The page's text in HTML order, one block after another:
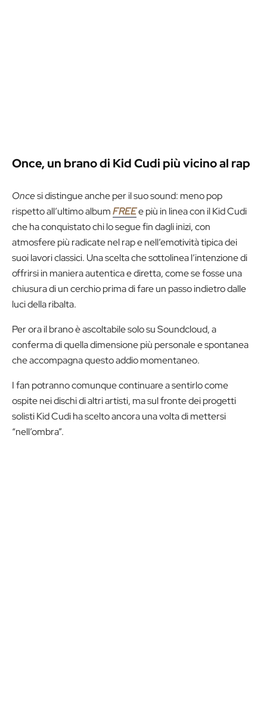
Once, un brano di Kid Cudi più vicino al rap
Oncesi distingue anche per il suo sound: meno pop
rispetto all’ultimo albumFREEe più in linea con il Kid Cudi
che ha conquistato chi lo segue fin dagli inizi, con
atmosfere più radicate nel rap e nell’emotività tipica dei
suoi lavori classici. Una scelta che sottolinea l’intenzione di
offrirsi in maniera autentica e diretta, come se fosse una
chiusura di un cerchio prima di fare un passo indietro dalle
luci della ribalta.
Per ora il brano è ascoltabile solo su Soundcloud, a
conferma di quella dimensione più personale e spontanea
che accompagna questo addio momentaneo.
I fan potranno comunque continuare a sentirlo come
ospite nei dischi di altri artisti, ma sul fronte dei progetti
solisti Kid Cudi ha scelto ancora una volta di mettersi
“nell’ombra”.